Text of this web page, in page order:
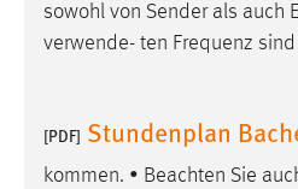
sowohl von Sender als auch
verwende- ten Frequenz
[PDF] Stundenplan
kommen. • Beachten Sie